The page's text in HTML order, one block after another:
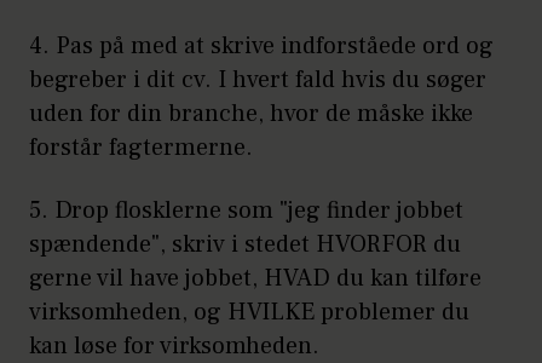
4. Pas på med at skrive indforståede ord og
begreber i dit cv. I hvert fald hvis du søger
uden for din branche, hvor de måske ikke
forstår fagtermerne.
5. Drop flosklerne som "jeg finder jobbet
spændende", skriv i stedet HVORFOR du
gerne vil have jobbet, HVAD du kan tilføre
virksomheden, og HVILKE problemer du
kan løse for virksomheden.